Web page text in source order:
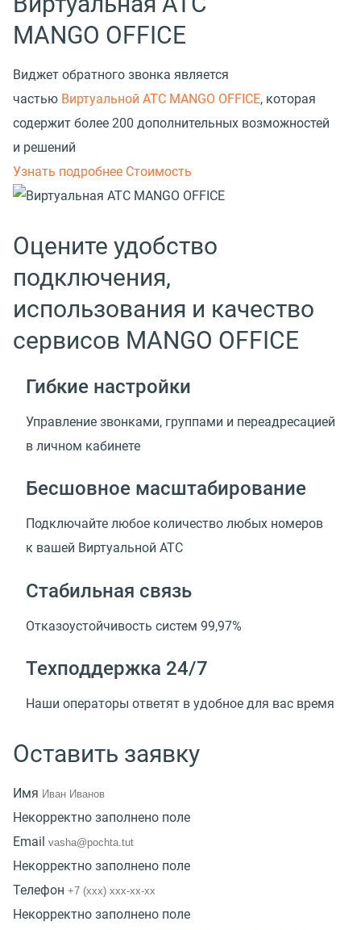
MANGO OFFICE
Виджет обратного звонка является
частью Виртуальной АТС MANGO OFFICE, которая
содержит более 200 дополнительных возможностей
и решений
Узнать подробнее Стоимость
Оцените удобство
подключения,
использования и качество
сервисов MANGO OFFICE
Гибкие настройки
Управление звонками, группами и переадресацией
в личном кабинете
Бесшовное масштабирование
Подключайте любое количество любых номеров
к вашей Виртуальной АТС
Стабильная связь
Отказоустойчивость систем 99,97%
Техподдержка 24/7
Наши операторы ответят в удобное для вас время
Оставить заявку
Имя
Некорректно заполнено поле
Email
Некорректно заполнено поле
Телефон
Некорректно заполнено поле